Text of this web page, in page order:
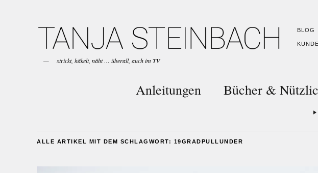
BLOG
strickt, häkelt, näht … überall, auch im TV
Anleitungen Bücher &
ALLE ARTIKEL MIT DEM SCHLAGWORT: 19GRADPULLUNDER